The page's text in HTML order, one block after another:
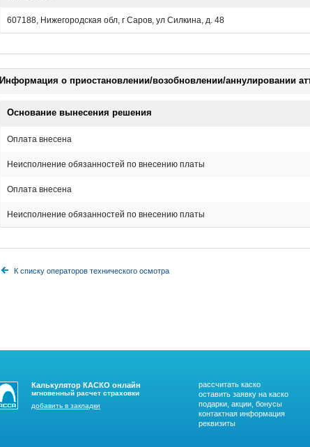
607188, Нижегородская обл, г Саров, ул Силкина, д. 48
Информация о приостановлении/возобновлении/аннулировании
Основание вынесения решения
Оплата внесена
Неисполнение обязанностей по внесению платы
Оплата внесена
Неисполнение обязанностей по внесению платы
К списку операторов технического осмотра
Калькулятор КАСКО онлайн
мгновенный расчет страховки
добавить в закладки
рассчитать каско
оставить заявку на каско
подарки, акции, бонусы
контактная информация
реквизиты